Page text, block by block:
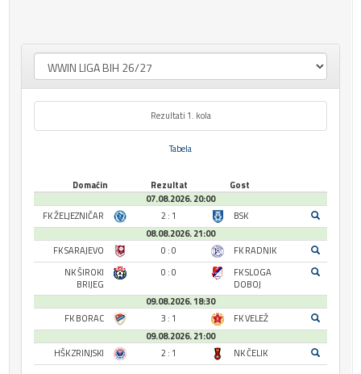
Rezultati 1. kola
Tabela
Domaćin Rezultat
Gost
07.08.2026. 20:00
FK ŽELJEZNIČAR
2 : 1
BSK
08.08.2026. 21:00
FK SARAJEVO
0 : 0
FK RADNIK
NK ŠIROKI
BRIJEG
0 : 0
FK SLOGA
DOBOJ
09.08.2026. 18:30
FK BORAC
3 : 1
FK VELEŽ
09.08.2026. 21:00
HŠK ZRINJSKI
2 : 1 NK ČELIK